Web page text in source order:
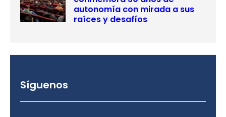
autonomía con mirada a sus
raíces y desafíos
Síguenos